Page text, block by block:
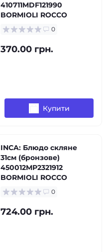
410711MDF121990
BORMIOLI ROCCO
0
370.00 грн.
Купити
INCA: Блюдо скляне
31см (бронзове)
450012MP2321912
BORMIOLI ROCCO
0
724.00 грн.